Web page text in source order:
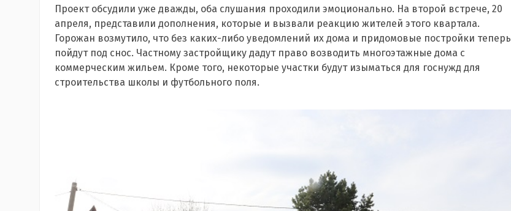
Проект обсудили уже дважды, оба слушания проходили эмоционально. На второй встрече, 20
апреля, представили дополнения, которые и вызвали реакцию жителей этого квартала.
Горожан возмутило, что без каких-либо уведомлений их дома и придомовые постройки теперь
пойдут под снос. Частному застройщику дадут право возводить многоэтажные дома с
коммерческим жильем. Кроме того, некоторые участки будут изыматься для госнужд для
строительства школы и футбольного поля.